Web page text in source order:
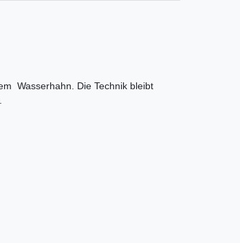
Wasserhahn. Die Technik bleibt